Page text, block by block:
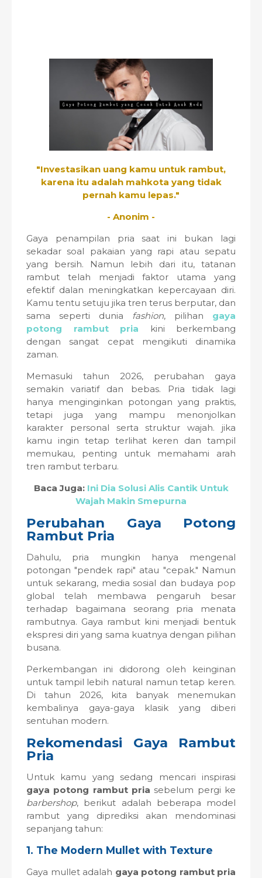
"Investasikan uang kamu untuk rambut,
karena itu adalah mahkota yang tidak
pernah kamu lepas."
- Anonim -
Gaya penampilan pria saat ini bukan lagi
sekadar soal pakaian yang rapi atau sepatu
yang bersih. Namun lebih dari itu, tatanan
rambut telah menjadi faktor utama yang
efektif dalan meningkatkan kepercayaan diri.
Kamu tentu setuju jika tren terus berputar, dan
sama seperti dunia fashion, pilihan gaya
potong rambut pria kini berkembang
dengan sangat cepat mengikuti dinamika
zaman.
Memasuki tahun 2026, perubahan gaya
semakin variatif dan bebas. Pria tidak lagi
hanya menginginkan potongan yang praktis,
tetapi juga yang mampu menonjolkan
karakter personal serta struktur wajah. jika
kamu ingin tetap terlihat keren dan tampil
memukau, penting untuk memahami arah
tren rambut terbaru.
Baca Juga: Ini Dia Solusi Alis Cantik Untuk
Wajah Makin Smepurna
Perubahan Gaya Potong
Rambut Pria
Dahulu, pria mungkin hanya mengenal
potongan "pendek rapi" atau "cepak." Namun
untuk sekarang, media sosial dan budaya pop
global telah membawa pengaruh besar
terhadap bagaimana seorang pria menata
rambutnya. Gaya rambut kini menjadi bentuk
ekspresi diri yang sama kuatnya dengan pilihan
busana.
Perkembangan ini didorong oleh keinginan
untuk tampil lebih natural namun tetap keren.
Di tahun 2026, kita banyak menemukan
kembalinya gaya-gaya klasik yang diberi
sentuhan modern.
Rekomendasi Gaya Rambut
Pria
Untuk kamu yang sedang mencari inspirasi
gaya potong rambut pria sebelum pergi ke
barbershop, berikut adalah beberapa model
rambut yang diprediksi akan mendominasi
sepanjang tahun:
1. The Modern Mullet with Texture
Gaya mullet adalah gaya potong rambut pria